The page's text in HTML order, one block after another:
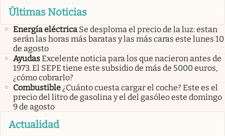
Últimas Noticias
Energía eléctrica Se desploma el precio de la luz: estan
serán las horas más baratas y las más caras este lunes 10
de agosto
AyudasExcelente noticia para los que nacieron antes de
1973. El SEPE tiene este subsidio de más de 5000 euros,
¿cómo cobrarlo?
Combustible¿Cuánto cuesta cargar el coche? Este es el
precio del litro de gasolina y el del gasóleo este domingo
9 de agosto
Actualidad